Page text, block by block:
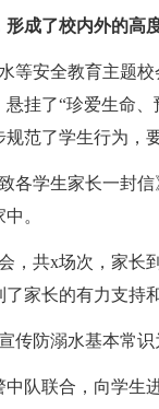
成了校内外的高
等安全教育主题
挂了“珍爱生命
范了学生行为，
各学生家长一封
。
，共x场次，家长
家长的有力支持和
传防溺水基本常
中队联合，向学生